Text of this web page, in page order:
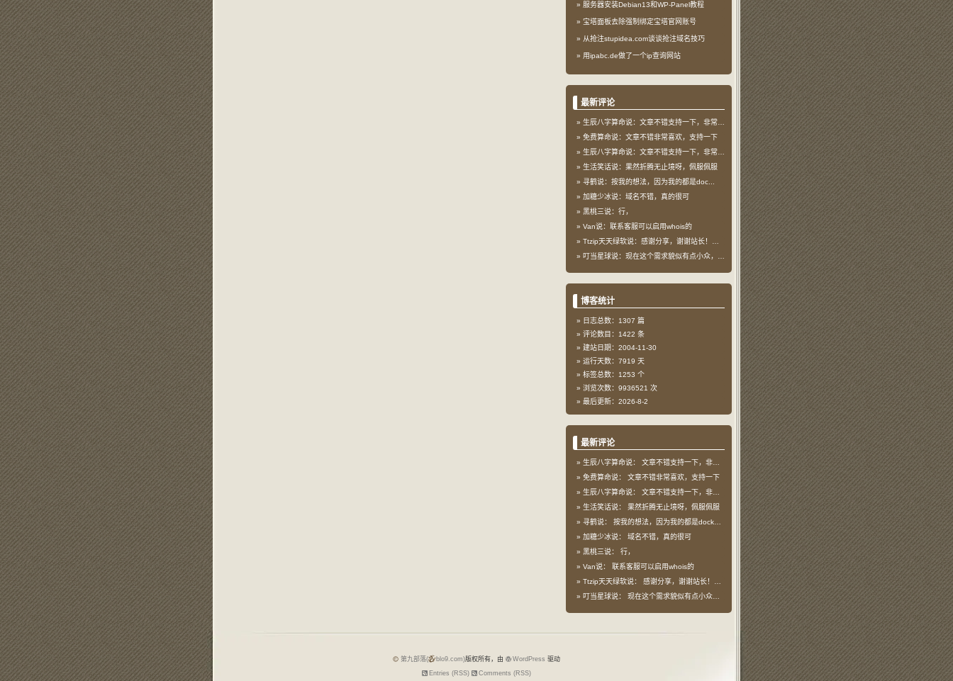
服务器安装Debian13和WP-Panel教程
宝塔面板去除强制绑定宝塔官网账号
从抢注stupidea.com谈谈抢注域名技巧
用ipabc.de做了一个ip查询网站
最新评论
生辰八字算命说：文章不错支持一下，非常喜欢
免费算命说：文章不错非常喜欢，支持一下
生辰八字算命说：文章不错支持一下，非常喜欢
生活笑话说：果然折腾无止境呀，佩服佩服
寻鹤说：按我的想法，因为我的都是doc...
加糖少冰说：域名不错，真的很可
黑桃三说：行，
Van说：联系客服可以启用whois的
Ttzip天天绿软说：感谢分享，谢谢站长！！已收藏
叮当星球说：现在这个需求貌似有点小众，不过...
博客统计
日志总数：1307 篇
评论数目：1422 条
建站日期：2004-11-30
运行天数：7919 天
标签总数：1253 个
浏览次数：9936521 次
最后更新：2026-8-2
最新评论
生辰八字算命说： 文章不错支持一下，非常喜欢
免费算命说： 文章不错非常喜欢，支持一下
生辰八字算命说： 文章不错支持一下，非常喜欢
生活笑话说： 果然折腾无止境呀，佩服佩服
寻鹤说： 按我的想法，因为我的都是docker容器…
加糖少冰说： 域名不错，真的很可
黑桃三说： 行，
Van说： 联系客服可以启用whois的
Ttzip天天绿软说： 感谢分享，谢谢站长！！已收藏
叮当星球说： 现在这个需求貌似有点小众，不过工具类我也…
第九部落( blo9.com)版权所有，由 WordPress 驱动
Entries (RSS)
Comments (RSS)